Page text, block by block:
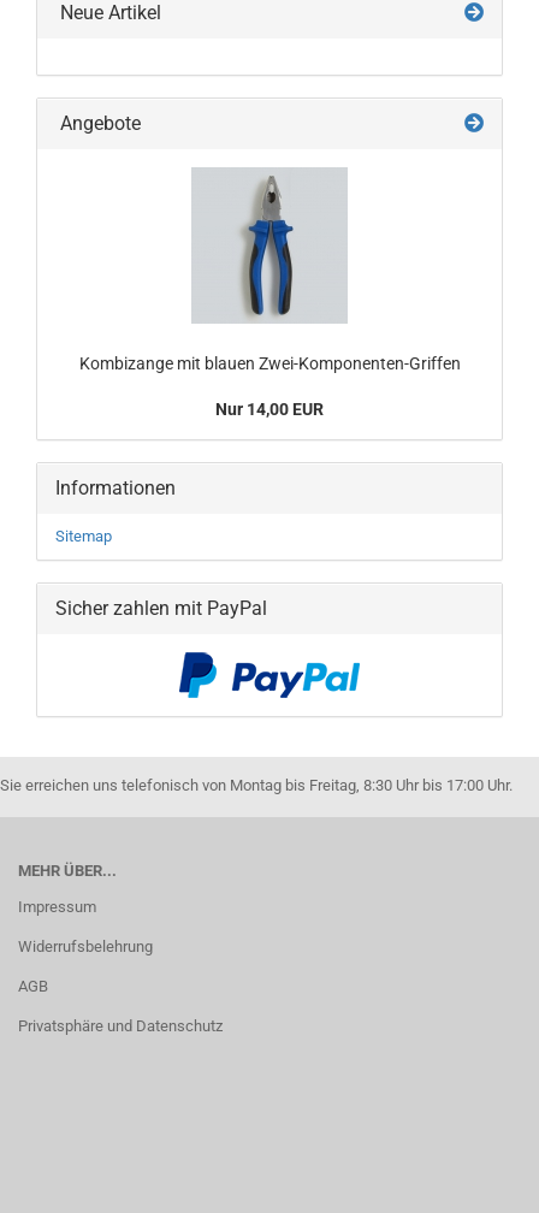
Neue Artikel
Angebote
Kombizange mit blauen Zwei-Komponenten-Griffen
Nur 14,00 EUR
Informationen
Sitemap
Sicher zahlen mit PayPal
Sie erreichen uns telefonisch von Montag bis Freitag, 8:30 Uhr bis 17:00 Uhr.
MEHR ÜBER...
Impressum
Widerrufsbelehrung
AGB
Privatsphäre und Datenschutz